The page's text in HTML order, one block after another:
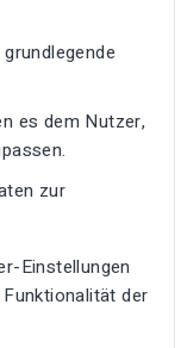
es dem Nutzer,
zur
Einstellungen
der